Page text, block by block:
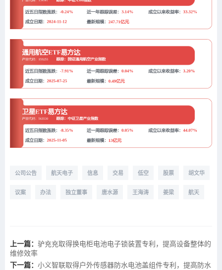
公司公告 航天电子 信息 交易 低空 股票 胡文华
议案 办法 独立董事 唐水源 王海涛 姜梁 航天
上一篇： 驴充充取得换电柜电池电子锁装置专利，提高设备整体的
维修效率
下一篇： 小义智联取得户外传感器防水电池盖组件专利，提高防水